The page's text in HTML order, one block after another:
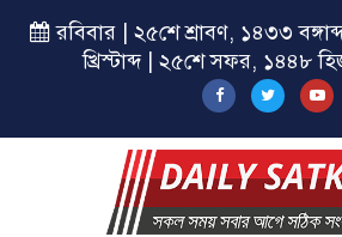
রবিবার | ২৫শে শ্রাবণ, ১৪৩৩
খ্রিস্টাব্দ | ২৫শে সফর, ১৪৪৮